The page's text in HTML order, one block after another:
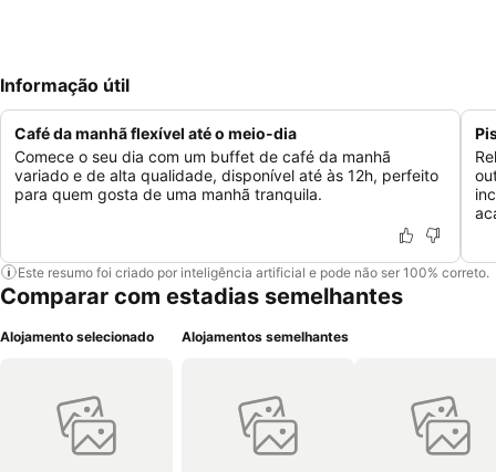
Informação útil
Café da manhã flexível até o meio-dia
Comece o seu dia com um buffet de café da manhã
variado e de alta qualidade, disponível até às 12h, perfeito
para quem gosta de uma manhã tranquila.
Este resumo foi criado por inteligência artificial e pode não ser 100% correto.
Comparar com estadias semelhantes
Alojamento selecionado Alojamentos semelhantes